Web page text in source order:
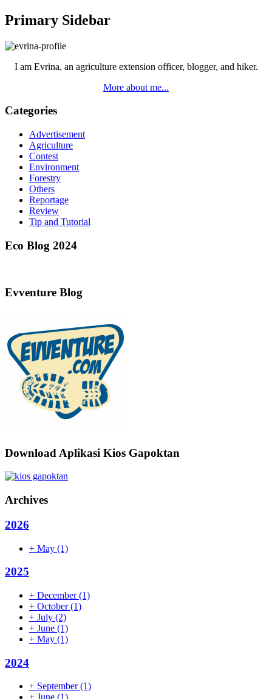
Primary Sidebar
I am Evrina, an agriculture extension officer, blogger, and hiker.
More about me...
Categories
Advertisement
Agriculture
Contest
Environment
Forestry
Others
Reportage
Review
Tip and Tutorial
Eco Blog 2024
Evventure Blog
Download Aplikasi Kios Gapoktan
Archives
2026
+ May (1)
2025
+ December(1)
+ October(1)
+ July (2)
+ June (1)
+ May (1)
2024
+ September(1)